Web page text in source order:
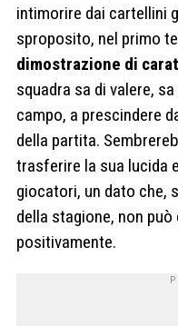
intimorire dai cartellini
sproposito, nel primo
dimostrazione di
squadra sa di valere,
campo, a prescindere
della partita.
trasferire la sua lucida
giocatori, un dato che,
della stagione, non
positivamente.